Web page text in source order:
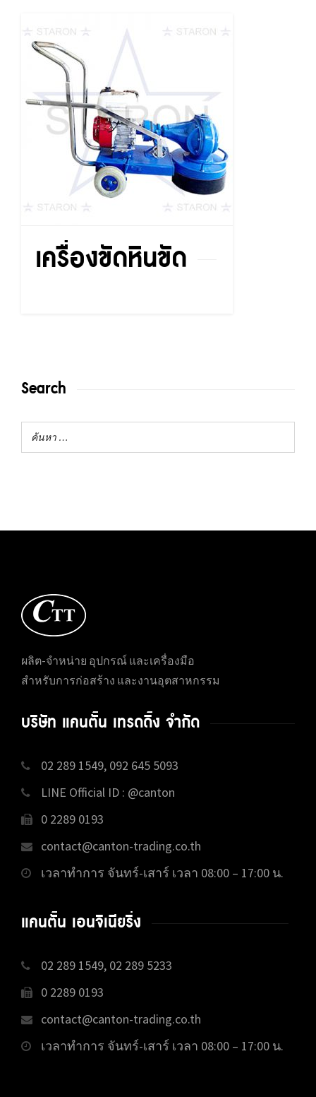
เครื่องขัดหินขัด
Search
ผลิต-จำหน่าย อุปกรณ์ และเครื่องมือ
สำหรับการก่อสร้าง และงานอุตสาหกรรม
บริษัท แคนตั้น เทรดดิ้ง จำกัด
02 289 1549, 092 645 5093
LINE Official ID : @canton
0 2289 0193
contact@canton-trading.co.th
เวลาทำการ จันทร์-เสาร์ เวลา 08:00 – 17:00 น.
แคนตั้น เอนจิเนียริ่ง
02 289 1549, 02 289 5233
0 2289 0193
contact@canton-trading.co.th
เวลาทำการ จันทร์-เสาร์ เวลา 08:00 – 17:00 น.